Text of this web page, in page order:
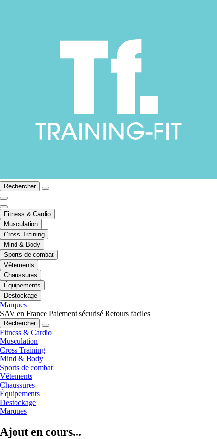
Rechercher
Fitness & Cardio
Musculation
Cross Training
Mind & Body
Sports de combat
Vêtements
Chaussures
Équipements
Destockage
Marques
SAV en France Paiement sécurisé Retours faciles
Rechercher
Fitness & Cardio
Musculation
Cross Training
Mind & Body
Sports de combat
Vêtements
Chaussures
Équipements
Destockage
Marques
Ajout en cours...